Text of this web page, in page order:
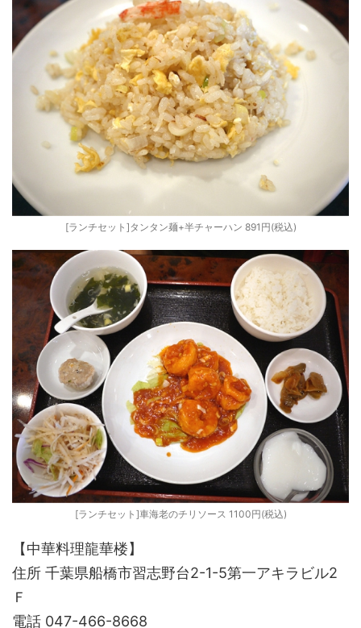
[ランチセット]タンタン麺+半チャーハン 891円(税込)
[ランチセット]車海老のチリソース 1100円(税込)
【中華料理龍華楼】
住所 千葉県船橋市習志野台2-1-5第一アキラビル2
Ｆ
電話 047-466-8668